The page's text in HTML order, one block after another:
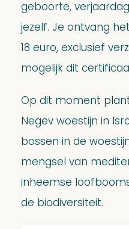
geboorte,
jezelf. Je ontvang
18 euro, exclusief
mogelijk dit
Op dit moment
Negev woestijn in
bossen in de
mengsel van
inheemse
de biodiversiteit.